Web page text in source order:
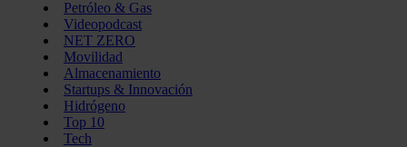
Petróleo & Gas
Videopodcast
NET ZERO
Movilidad
Almacenamiento
Startups & Innovación
Hidrógeno
Top 10
Tech